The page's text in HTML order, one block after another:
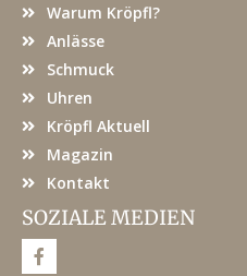
Warum Kröpfl?
Anlässe
Schmuck
Uhren
Kröpfl Aktuell
Magazin
Kontakt
SOZIALE MEDIEN
F
a